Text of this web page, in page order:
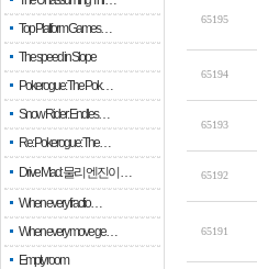
Top Platform Games…
The speed in Slope
Pokerogue: The Pok…
Snow Rider: Endles…
Re: Pokerogue: The…
Drive Mad: 물리 엔진이 …
When every fractio…
When every move ge…
Empty room
65195
65194
65193
65192
65191